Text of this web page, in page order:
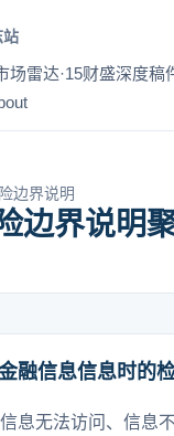
站
场雷达·15财盛深度稿
边界说明
边界说明
融信息信息时的
息无法访问、信息